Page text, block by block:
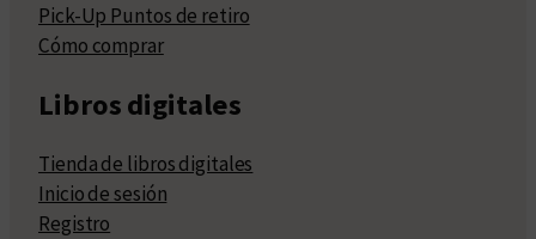
Pick-Up Puntos de retiro
Cómo comprar
Libros digitales
Tienda de libros digitales
Inicio de sesión
Registro